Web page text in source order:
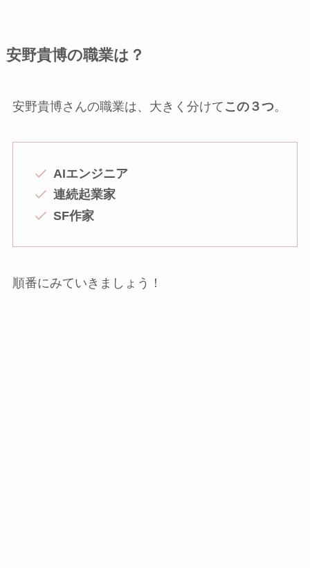
安野貴博の職業は？
安野貴博さんの職業は、大きく分けて この３つ。
AIエンジニア
連続起業家
SF作家
順番にみていきましょう！